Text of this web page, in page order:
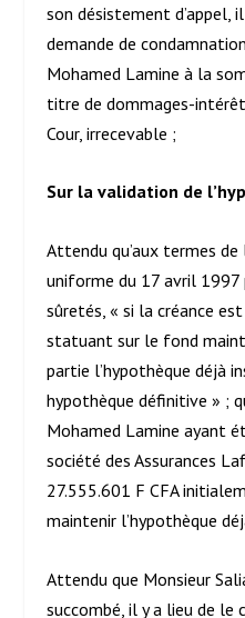
son désistement d’appel,
demande de
Mohamed Lamine à la
titre de dommages-
Cour, irrecevable ;
Sur la validation de
Attendu qu’aux termes de
uniforme du 17 avril
sûretés, « si la créance
statuant sur le fond
partie l’hypothèque déjà
hypothèque définitive » ;
Mohamed Lamine ayant
société des Assurances
27.555.601 F CFA
maintenir l’hypothèque
Attendu que Monsieur
succombé, il y a lieu de le